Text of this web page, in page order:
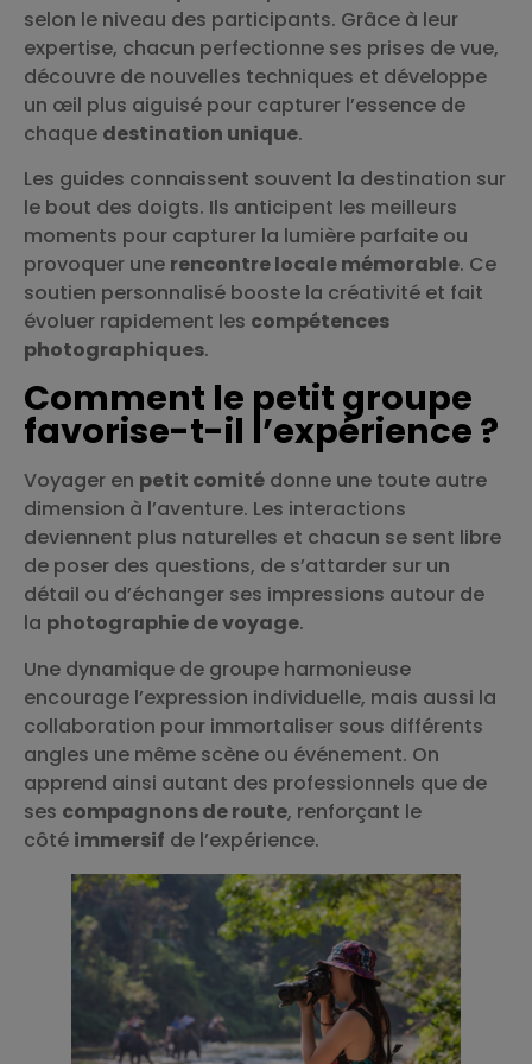
selon le niveau des participants. Grâce à leur
expertise, chacun perfectionne ses prises de vue,
découvre de nouvelles techniques et développe
un œil plus aiguisé pour capturer l’essence de
chaque destination unique.
Les guides connaissent souvent la destination sur
le bout des doigts. Ils anticipent les meilleurs
moments pour capturer la lumière parfaite ou
provoquer une rencontre locale mémorable. Ce
soutien personnalisé booste la créativité et fait
évoluer rapidement les compétences
photographiques.
Comment le petit groupe
favorise-t-il l’expérience ?
Voyager en petit comité donne une toute autre
dimension à l’aventure. Les interactions
deviennent plus naturelles et chacun se sent libre
de poser des questions, de s’attarder sur un
détail ou d’échanger ses impressions autour de
la photographie de voyage.
Une dynamique de groupe harmonieuse
encourage l’expression individuelle, mais aussi la
collaboration pour immortaliser sous différents
angles une même scène ou événement. On
apprend ainsi autant des professionnels que de
ses compagnons de route, renforçant le
côté immersif de l’expérience.